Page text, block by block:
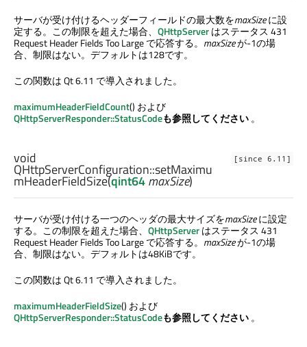
サーバが受け付けるヘッダーフィールドの最大数をmaxSizeに設
定する。この制限を超えた場合、 QHttpServerはステータス 431
Request Header Fields Too Large で応答する。 maxSizeが-1の場
合、制限はない。デフォルトは128です。
この関数は Qt 6.11 で導入されました。
maximumHeaderFieldCount() および
QHttpServerResponder::StatusCodeも参照してください。
[since 6.11]
void
QHttpServerConfiguration::setMaximu
mHeaderFieldSize(qint64maxSize)
サーバが受け付ける一つのヘッダの最大サイズをmaxSizeに設定
する。この制限を超えた場合、 QHttpServerはステータス 431
Request Header Fields Too Large で応答する。 maxSizeが-1の場
合、制限はない。デフォルトは48KiBです。
この関数は Qt 6.11 で導入されました。
maximumHeaderFieldSize() および
QHttpServerResponder::StatusCodeも参照してください。